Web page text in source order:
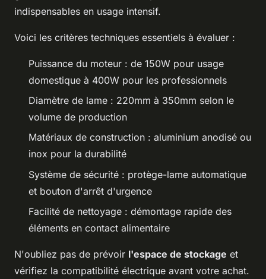
indispensables en usage intensif.
Voici les critères techniques essentiels à évaluer :
Puissance du moteur : de 150W pour usage
domestique à 400W pour les professionnels
Diamètre de lame : 220mm à 350mm selon le
volume de production
Matériaux de construction : aluminium anodisé ou
inox pour la durabilité
Système de sécurité : protège-lame automatique
et bouton d'arrêt d'urgence
Facilité de nettoyage : démontage rapide des
éléments en contact alimentaire
N'oubliez pas de prévoir l'espace de stockage et
vérifiez la compatibilité électrique avant votre achat.